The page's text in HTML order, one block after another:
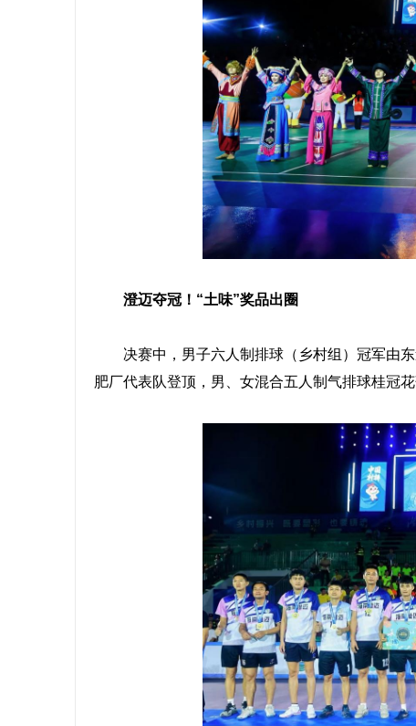
澄迈夺冠！“土味”奖品出圈
决赛中，男子六人制排球（乡村组）冠军由东
肥厂代表队登顶，男、女混合五人制气排球桂冠